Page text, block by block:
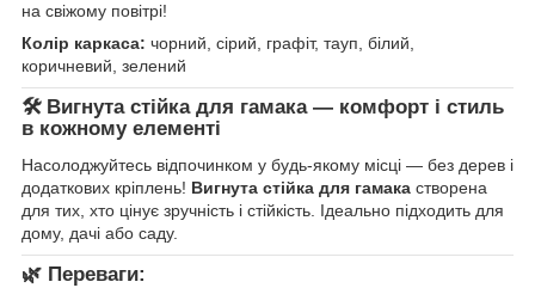
на свіжому повітрі!
Колір каркаса: чорний, сірий, графіт, тауп, білий,
коричневий, зелений
🛠 Вигнута стійка для гамака — комфорт і стиль
в кожному елементі
Насолоджуйтесь відпочинком у будь-якому місці — без дерев і
додаткових кріплень! Вигнута стійка для гамака створена
для тих, хто цінує зручність і стійкість. Ідеально підходить для
дому, дачі або саду.
🌿 Переваги: